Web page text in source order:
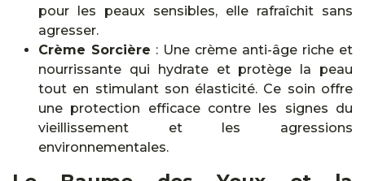
pour les peaux sensibles, elle rafraîchit sans
agresser.
Crème Sorcière : Une crème anti-âge riche et
nourrissante qui hydrate et protège la peau
tout en stimulant son élasticité. Ce soin offre
une protection efficace contre les signes du
vieillissement et les agressions
environnementales.